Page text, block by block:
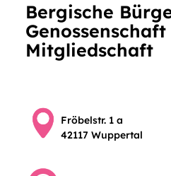
Bergische
Genossenschaft
Mitgliedschaft
Fröbelstr. 1 a
42117 Wuppertal